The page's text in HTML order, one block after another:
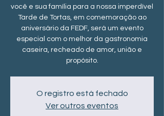
você e sua família para a nossa imperdível
Tarde de Tortas, em comemoração ao
aniversário da FEDF, será um evento
especial com o melhor da gastronomia
caseira, recheado de amor, união e
propósito.
O registro está fechado
Ver outros eventos